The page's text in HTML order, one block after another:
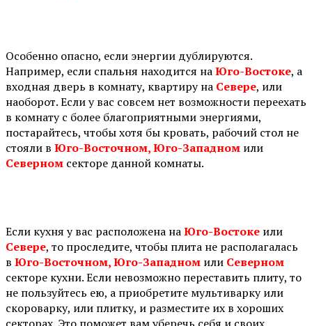
Особенно опасно, если энергии дублируются.
Например, если спальня находится наЮго-Востоке, а
входная дверь в комнату, квартиру на Севере, или
наоборот. Если у вас совсем нет возможности переехать
в комнату с более благоприятными энергиями,
постарайтесь, чтобы хотя бы кровать, рабочий стол не
стояли в Юго-Восточном, Юго-Западном или
Северном секторе данной комнаты.
Если кухня у вас расположена наЮго-Востоке или
Севере, то проследите, чтобы плита не располагалась
в Юго-Восточном, Юго-Западном или Северном
секторе кухни. Если невозможно переставить плиту, то
не пользуйтесь ею, а приобретите мультиварку или
скороварку, или плитку, и разместите их в хороших